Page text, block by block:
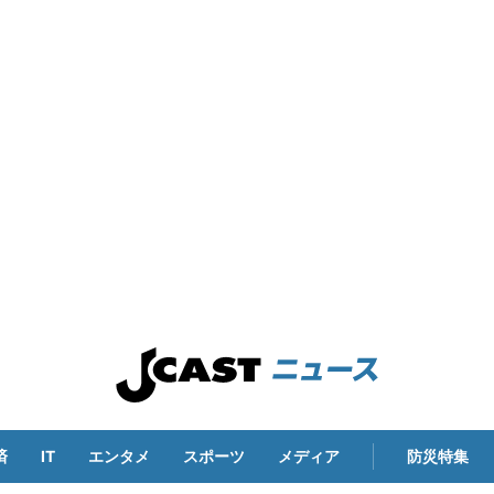
IT エンタメ スポーツ メディア 防災特集